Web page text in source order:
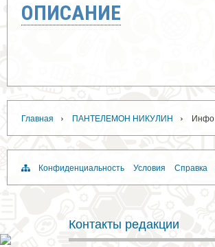
ОПИСАНИЕ
Главная › ПАНТЕЛЕМОН НИКУЛИН › Инфо
Конфиденциальность Условия Справка
Контакты редакции